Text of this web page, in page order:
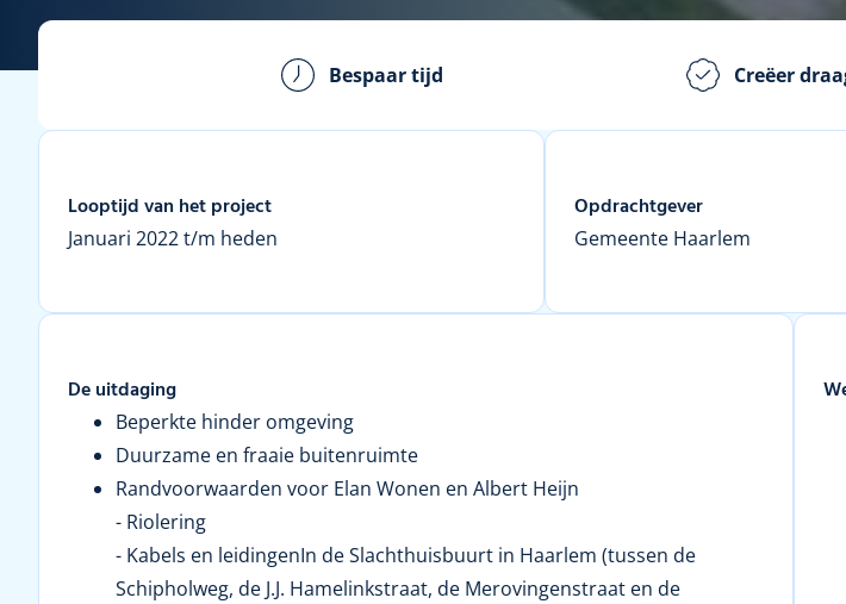
Bespaar tijd Creëer
Looptijd van het project
Januari 2022 t/m heden
Opdrachtgever
Gemeente Haarlem
De uitdaging
Beperkte hinder omgeving
Duurzame en fraaie buitenruimte
Randvoorwaarden voor Elan Wonen en Albert Heijn
- Riolering
- Kabels en leidingenIn de Slachthuisbuurt in Haarlem (tussen de
Schipholweg, de J.J. Hamelinkstraat, de Merovingenstraat en de